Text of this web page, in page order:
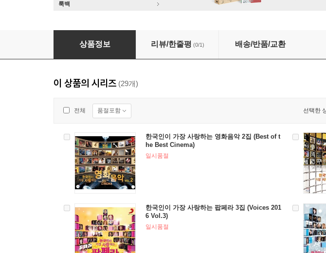
룩백
한국인이 가장 사랑하는 팝페라 1집
상품정보 리뷰/한줄평 (0/1) 배송/반품/교환
이 상품의 시리즈 (29개)
전체 품절포함 선택한
한국인이 가장 사랑하는 영화음악 2집 (Best of t
he Best Cinema)
일시품절
한국인이 가장 사랑하는 팝페라 3집 (Voices 201
6 Vol.3)
일시품절